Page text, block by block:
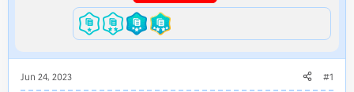
Jun 24, 2023 #1